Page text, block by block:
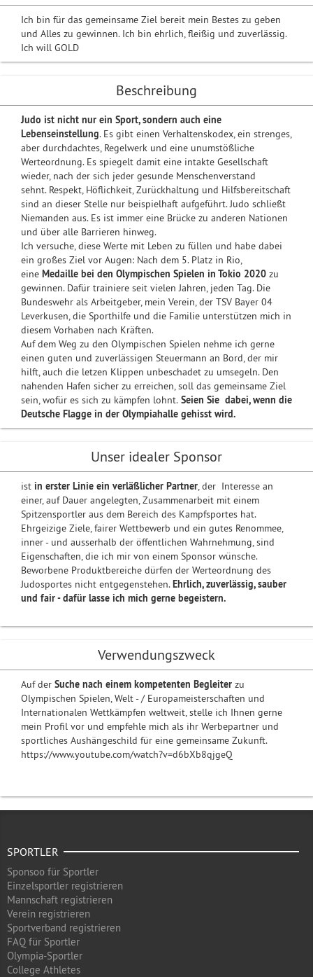
Ich bin für das gemeinsame Ziel bereit mein Bestes zu geben
und Alles zu gewinnen. Ich bin ehrlich, fleißig und zuverlässig.
Ich will GOLD
Beschreibung
Judo ist nicht nur ein Sport, sondern auch eine
Lebenseinstellung. Es gibt einen Verhaltenskodex, ein strenges,
aber durchdachtes, Regelwerk und eine unumstößliche
Werteordnung. Es spiegelt damit eine intakte Gesellschaft
wieder, nach der sich jeder gesunde Menschenverstand
sehnt. Respekt, Höflichkeit, Zurückhaltung und Hilfsbereitschaft
sind an dieser Stelle nur beispielhaft aufgeführt. Judo schließt
Niemanden aus. Es ist immer eine Brücke zu anderen Nationen
und über alle Barrieren hinweg.
Ich versuche, diese Werte mit Leben zu füllen und habe dabei
ein großes Ziel vor Augen: Nach dem 5. Platz in Rio,
eine Medaille bei den Olympischen Spielen in Tokio 2020 zu
gewinnen. Dafür trainiere seit vielen Jahren, jeden Tag. Die
Bundeswehr als Arbeitgeber, mein Verein, der TSV Bayer 04
Leverkusen, die Sporthilfe und die Familie unterstützen mich in
diesem Vorhaben nach Kräften.
Auf dem Weg zu den Olympischen Spielen nehme ich gerne
einen guten und zuverlässigen Steuermann an Bord, der mir
hilft, auch die letzen Klippen unbeschadet zu umsegeln. Den
nahenden Hafen sicher zu erreichen, soll das gemeinsame Ziel
sein, wofür es sich zu kämpfen lohnt. Seien Sie dabei, wenn die
Deutsche Flagge in der Olympiahalle gehisst wird.
Unser idealer Sponsor
ist in erster Linie ein verläßlicher Partner, der Interesse an
einer, auf Dauer angelegten, Zusammenarbeit mit einem
Spitzensportler aus dem Bereich des Kampfsportes hat.
Ehrgeizige Ziele, fairer Wettbewerb und ein gutes Renommee,
inner - und ausserhalb der öffentlichen Wahrnehmung, sind
Eigenschaften, die ich mir von einem Sponsor wünsche.
Beworbene Produktbereiche dürfen der Werteordnung des
Judosportes nicht entgegenstehen.Ehrlich, zuverlässig, sauber
und fair - dafür lasse ich mich gerne begeistern.
Verwendungszweck
Auf der Suche nach einem kompetenten Begleiter zu
Olympischen Spielen, Welt - / Europameisterschaften und
Internationalen Wettkämpfen weltweit, stelle ich Ihnen gerne
mein Profil vor und empfehle mich als ihr Werbepartner und
sportliches Aushängeschild für eine gemeinsame Zukunft.
https://www.youtube.com/watch?v=d6bXb8qjgeQ
SPORTLER
Sponsoo für Sportler
Einzelsportler registrieren
Mannschaft registrieren
Verein registrieren
Sportverband registrieren
FAQ für Sportler
Olympia-Sportler
College Athletes